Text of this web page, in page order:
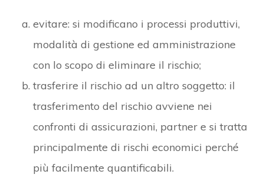
evitare: si modificano i processi produttivi,
modalità di gestione ed amministrazione
con lo scopo di eliminare il rischio;
trasferire il rischio ad un altro soggetto: il
trasferimento del rischio avviene nei
confronti di assicurazioni, partner e si tratta
principalmente di rischi economici perché
più facilmente quantificabili.